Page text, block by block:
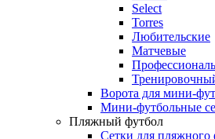
Select
Torres
Любительские
Матчевые
Ворота для мини-
Мини-футбольные
Пляжный футбол
Сетки для пляжного